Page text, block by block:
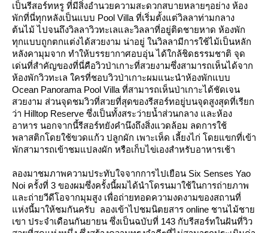
เป็นรีสอร์ทหรู ที่มีสิ่งอำนวยความสะดวกสบายหลายๆอย่าง ห้อง
พักที่นี่ทุกหลังเป็นแบบ Pool Villa ที่เริ่มตั้งแต่วิลลาท่ามกลาง
ต้นไม้ ไปจนถึงวิลลาวิวทะเลและวิลลาที่อยู่ติดชายหาด ห้องพัก
ทุกแบบถูกตกแต่งได้สวยงาม น่าอยู่ ในวิลลามีการใช้ไม้เป็นหลัก
หลังคามุมจาก ทำให้บรรยากาศอบอุ่น ได้ใกล้ชิดธรรมชาติ จุด
เด่นที่สำคัญของที่นี่คือวิวป่าเกาะที่สวยงามซึ่งสามารถเห็นได้จาก
ห้องพักวิวทะเล ใครที่ชอบวิวป่าเกาะผมแนะนำห้องพักแบบ
Ocean Panorama Pool Villa ที่สามารถเห็นป่าเกาะได้ชัดเจน
สวยงาม ส่วนจุดชมวิวที่สวยที่สุดของรีสอร์ทอยู่บนจุดสูงสุดที่เรียก
ว่า Hilltop Reserve ซึ่งเป็นทั้งสระว่ายน้ำส่วนกลาง และห้อง
อาหาร นอกจากนี้รีสอร์ทยังคำนึงถึงสิ่งแวดล้อม ลดการใช้
พลาสติกโดยใช้ขวดแก้ว ปลูกผัก เพาะเห็ด เลี้ยงไก่ โดยแขกที่เข้า
พักสามารถเข้าชมแปลงผัก หรือเก็บไข่เองสำหรับอาหารเช้า
ลองมาชมภาพความประทับใจจากการไปเยือน Six Senses Yao
Noi ครั้งที่ 3 ของผมซึ่งครั้งนี้ผมได้นำโดรนมาใช้ในการถ่ายภาพ
ละถ่ายวีดีโอจากมุมสูง เพื่อถ่ายทอดความงดงามของสถานที่
ห่งนี้มาให้ชมกันครับ ลองเข้าไปชมนิตยสาร online ชานไม้ชา
เขา ประจำเดือนกันยายน ซึ่งเป็นฉบับที่ 143 กับรีสอร์ทในฝันที่วิว